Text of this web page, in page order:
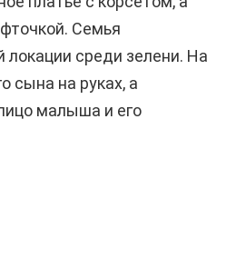
Семья
среди зелени. На
сына на руках, а
малыша и его